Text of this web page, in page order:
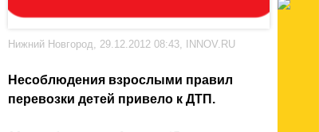
Нижний Новгород, 29.12.2012 08:43, INNOV.RU
Несоблюдения взрослыми правил
перевозки детей привело к ДТП.